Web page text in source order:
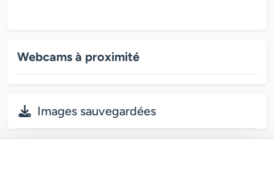
Webcams à proximité
Images sauvegardées